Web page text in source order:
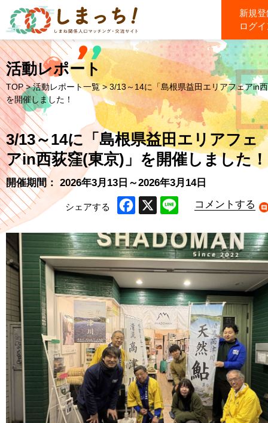
新規
ログ
活動レポート
TOP >活動レポート一覧> 3/13～14に「島根県益田エリアフェアin
を開催しました！
3/13～14に「島根県益田エリアフェ
アin西荻窪(東京)」を開催しました！
開催期間： 2026年3月13日～2026年3月14日
シェアする
コメントする